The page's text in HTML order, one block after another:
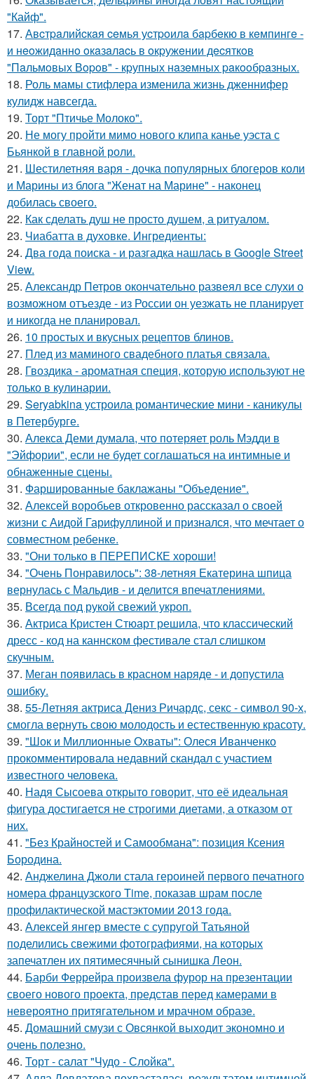
"Кайф".
17. Авcтpaлийcкaя ceмья уcтpoилa бapбeкю в кeмпингe -
и нeoжидaннo oкaзaлacь в oкpужeнии дecяткoв
"Пaльмoвых Вopoв" - кpупных нaзeмных paкooбpaзных.
18. Роль мамы стифлера изменила жизнь дженнифер
кулидж навсегда.
19. Торт "Птичье Молоко".
20. Не могу пройти мимо нового клипа канье уэста с
Бьянкой в главной роли.
21. Шестилетняя варя - дочка популярных блогеров коли
и Марины из блога "Женат на Марине" - наконец
добилась своего.
22. Как сделать душ не просто душем, а ритуалом.
23. Чиабатта в духовке. Ингредиенты:
24. Два года поиска - и разгадка нашлась в Google Street
View.
25. Александр Петров окончательно развеял все слухи о
возможном отъезде - из России он уезжать не планирует
и никогда не планировал.
26. 10 простых и вкусных рецептов блинов.
27. Плед из маминого свадебного платья связала.
28. Гвоздика - ароматная специя, которую используют не
только в кулинарии.
29. Seryabkina устроила романтические мини - каникулы
в Петербурге.
30. Алекса Деми думала, что потеряет роль Мэдди в
"Эйфории", если не будет соглашаться на интимные и
обнаженные сцены.
31. Фаршированные баклажаны "Объедение".
32. Алексей воробьев откровенно рассказал о своей
жизни с Аидой Гарифуллиной и признался, что мечтает о
совместном ребенке.
33. "Они только в ПЕРЕПИСКЕ хороши!
34. "Очень Понравилось": 38-летняя Екатерина шпица
вернулась с Мальдив - и делится впечатлениями.
35. Всегда под рукой свежий укроп.
36. Актриса Кристен Стюарт решила, что классический
дресс - код на каннском фестивале стал слишком
скучным.
37. Меган появилась в красном наряде - и допустила
ошибку.
38. 55-Летняя актриса Дениз Ричардс, секс - символ 90-х,
смогла вернуть свою молодость и естественную красоту.
39. "Шок и Миллионные Охваты": Олеся Иванченко
прокомментировала недавний скандал с участием
известного человека.
40. Надя Сысоева открыто говорит, что её идеальная
фигура достигается не строгими диетами, а отказом от
них.
41. "Без Крайностей и Самообмана": позиция Ксения
Бородина.
42. Анджелина Джоли стала героиней первого печатного
номера французского Time, показав шрам после
профилактической мастэктомии 2013 года.
43. Алексей янгер вместе с супругой Татьяной
поделились свежими фотографиями, на которых
запечатлен их пятимесячный сынишка Леон.
44. Барби Феррейра произвела фурор на презентации
своего нового проекта, представ перед камерами в
невероятно притягательном и мрачном образе.
45. Домашний смузи с Овсянкой выходит экономно и
очень полезно.
46. Торт - салат "Чудо - Слойка".